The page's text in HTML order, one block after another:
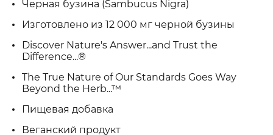
Черная бузина (Sambucus Nigra)
Изготовлено из 12 000 мг черной бузины
Discover Nature's Answer...and Trust the
Difference...®
The True Nature of Our Standards Goes Way
Beyond the Herb...™
Пищевая добавка
Веганский продукт